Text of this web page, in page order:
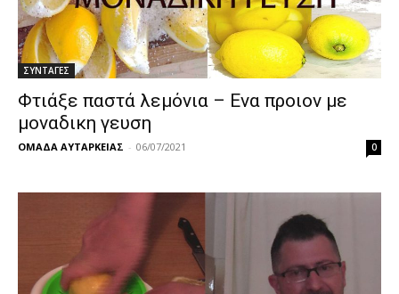
ΣΥΝΤΑΓΕΣ
Φτιάξε παστά λεμόνια – Ενα προιον με
μοναδικη γευση
ΟΜΑΔΑ ΑΥΤΑΡΚΕΙΑΣ - 06/07/2021 0